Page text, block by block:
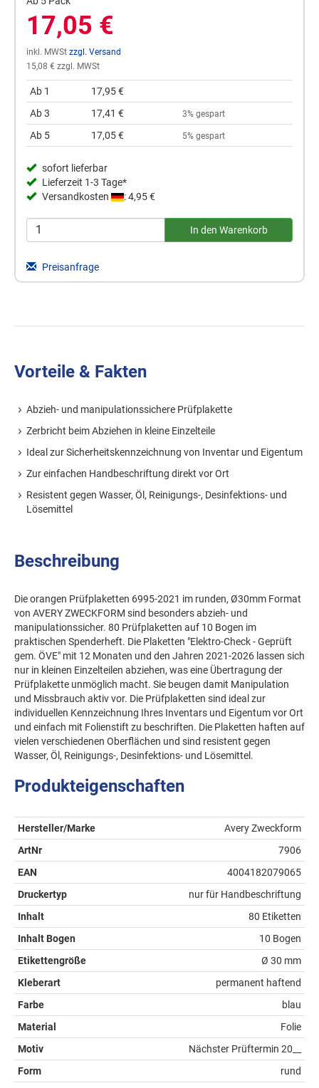
17,05 €
inkl. MWSt zzgl. Versand
15,08 € zzgl. MWSt
Ab 1
17,95 €
Ab 3
17,41 € 3% gespart
Ab 5 17,05 € 5% gespart
sofort lieferbar
Lieferzeit 1-3 Tage*
Versandkosten
: 4,95 €
Preisanfrage
Vorteile & Fakten
Abzieh- und manipulationssichere Prüfplakette
Zerbricht beim Abziehen in kleine Einzelteile
Ideal zur Sicherheitskennzeichnung von Inventar und Eigentum
Zur einfachen Handbeschriftung direkt vor Ort
Resistent gegen Wasser, Öl, Reinigungs-, Desinfektions- und
Lösemittel
Beschreibung
Die orangen Prüfplaketten 6995-2021 im runden, Ø30mm Format
von AVERY ZWECKFORM sind besonders abzieh- und
manipulationssicher. 80 Prüfplaketten auf 10 Bogen im
praktischen Spenderheft. Die Plaketten "Elektro-Check - Geprüft
gem. ÖVE" mit 12 Monaten und den Jahren 2021-2026 lassen sich
nur in kleinen Einzelteilen abziehen, was eine Übertragung der
Prüfplakette unmöglich macht. Sie beugen damit Manipulation
und Missbrauch aktiv vor. Die Prüfplaketten sind ideal zur
individuellen Kennzeichnung Ihres Inventars und Eigentum vor Ort
und einfach mit Folienstift zu beschriften. Die Plaketten haften auf
vielen verschiedenen Oberflächen und sind resistent gegen
Wasser, Öl, Reinigungs-, Desinfektions- und Lösemittel.
Produkteigenschaften
Hersteller/Marke
Avery Zweckform
ArtNr
7906
EAN
4004182079065
Druckertyp
nur für Handbeschriftung
Inhalt
80 Etiketten
Inhalt Bogen
10 Bogen
Etikettengröße
Ø 30 mm
Kleberart
permanent haftend
Farbe
blau
Material
Folie
Motiv
Nächster Prüftermin 20__
Form
rund